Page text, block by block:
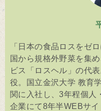
「日本の食品ロスをゼ
国から規格外野菜を集
ビス「ロスヘル」の代
役。国立金沢大学 教育
関に入社し、3年程個人
企業にて8年半WEBサ